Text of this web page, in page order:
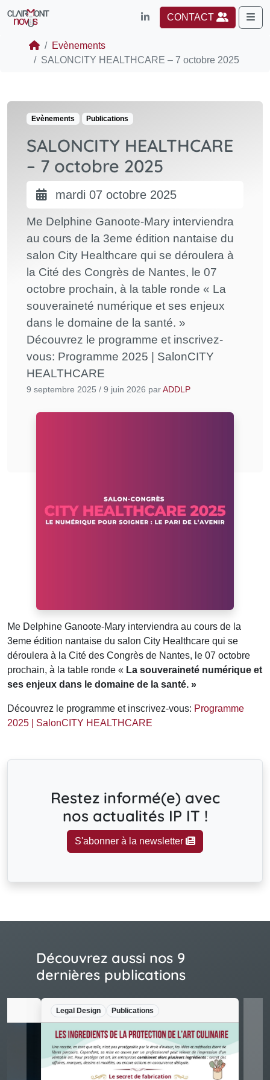
CONTACT
Evènements
SALONCITY HEALTHCARE – 7 octobre 2025
Evènements Publications
SALONCITY HEALTHCARE
– 7 octobre 2025
mardi 07 octobre 2025
Me Delphine Ganoote-Mary interviendra
au cours de la 3eme édition nantaise du
salon City Healthcare qui se déroulera à
la Cité des Congrès de Nantes, le 07
octobre prochain, à la table ronde « La
souveraineté numérique et ses enjeux
dans le domaine de la santé. »
Découvrez le programme et inscrivez-
vous: Programme 2025 | SalonCITY
HEALTHCARE
9 septembre 2025 / 9 juin 2026 parADDLP
Me Delphine Ganoote-Mary interviendra au cours de la
3eme édition nantaise du salon City Healthcare qui se
déroulera à la Cité des Congrès de Nantes, le 07 octobre
prochain, à la table ronde « La souveraineté numérique et
ses enjeux dans le domaine de la santé. »
Découvrez le programme et inscrivez-vous: Programme
2025 | SalonCITY HEALTHCARE
Restez informé(e) avec
nos actualités IP IT !
S'abonner à la newsletter
Découvrez aussi nos 9
dernières publications
Legal Design Publications